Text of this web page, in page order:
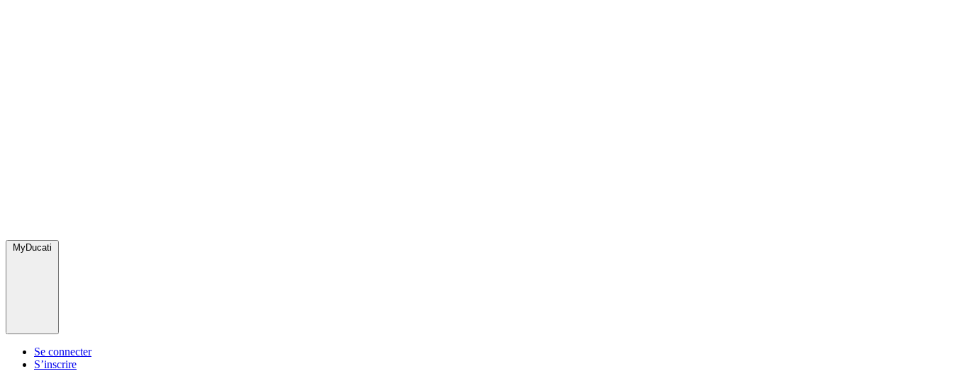
MyDucati
Se connecter
S’inscrire